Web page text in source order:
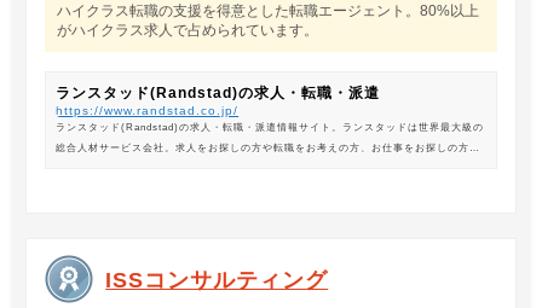
ハイクラス転職の支援を得意とした転職エージェント。80%以上
がハイクラス求人で占められています。
ランスタッド(Randstad)の求人・転職・派遣
https://www.randstad.co.jp/
ランスタッド(Randstad)の求人・転職・派遣情報サイト。ランスタッドは世界最大級の
総合人材サービス会社。求人をお探しの方や転職をお考えの方、お仕事をお探しの方に
ISSコンサルティング